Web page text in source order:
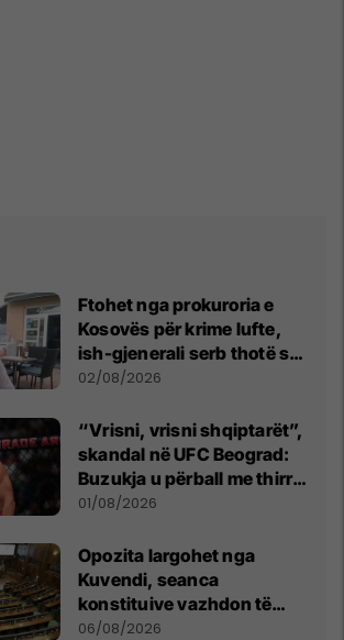
Ftohet nga prokuroria e
Kosovës për krime lufte,
ish-gjenerali serb thotë se
dikush e tradhtoi në
02/08/2026
“Vrisni, vrisni shqiptarët”,
skandal në UFC Beograd:
Buzukja u përball me thirrje
anti-shqiptare nga
01/08/2026
Opozita largohet nga
Kuvendi, seanca
konstituive vazhdon të
shtunën në orën 11:00
06/08/2026